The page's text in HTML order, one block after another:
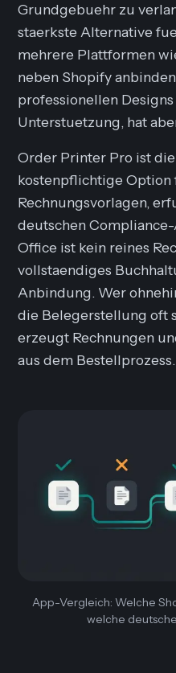
Grundgebuehr zu
staerkste Alternative
mehrere Plattformen
neben Shopify
professionellen
Unterstuetzung, hat
Order Printer Pro ist
kostenpflichtige Option
Rechnungsvorlagen,
deutschen
Office ist kein reines
vollstaendiges
Anbindung. Wer
die Belegerstellung oft
erzeugt Rechnungen
aus dem Bestellprozess.
App-Vergleich: Welche
welche